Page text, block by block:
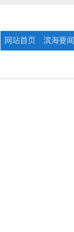
网站首页 滨海要闻